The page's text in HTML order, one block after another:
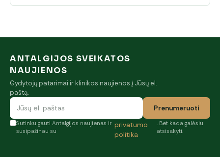
ANTALGIJOS SVEIKATOS
NAUJIENOS
Gydytojų patarimai ir klinikos naujienos į Jūsų el.
paštą.
Prenumeruoti
Sutinku gauti Antalgijos naujienas ir
susipažinau su
privatumo
politika
. Bet kada galėsiu
atsisakyti.